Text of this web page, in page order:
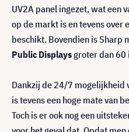
UV2A panel ingezet, wat een
op de markt is en tevens over
beschikt. Bovendien is Sharp
Public Displaysgroter dan 60
Dankzij de 24/7 mogelijkheid
is tevens een hoge mate van
Toch is er ook nog een